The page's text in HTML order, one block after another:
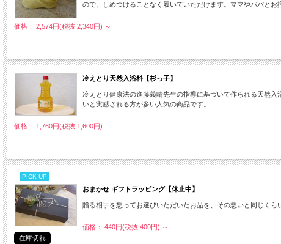
ので、しめつけることなく履いていただけます。ママやパパと
価格： 2,574円(税抜 2,340円) ～
冷えとり天然入浴料【杉っ子】
冷えとり健康法の進藤義晴先生の指導に基づいて作られる天然
いと実感される方が多い人気の商品です。
価格： 1,760円(税抜 1,600円)
PICK UP
おまかせ ギフトラッピング【休止中】
贈る相手を想ってお選びいただいたお品を、その想いと同じく
価格： 440円(税抜 400円) ～
在庫切れ